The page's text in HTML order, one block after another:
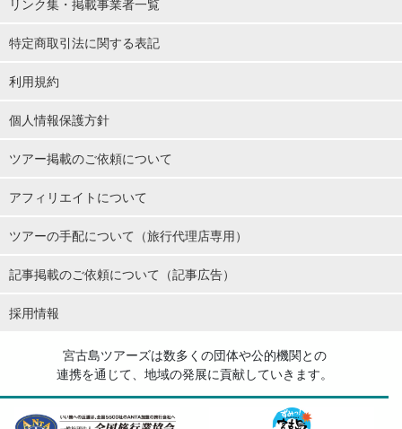
リンク集・掲載事業者一覧
特定商取引法に関する表記
利用規約
個人情報保護方針
ツアー掲載のご依頼について
アフィリエイトについて
ツアーの手配について（旅行代理店専用）
記事掲載のご依頼について（記事広告）
採用情報
宮古島ツアーズは数多くの団体や公的機関との
連携を通じて、地域の発展に貢献していきます。